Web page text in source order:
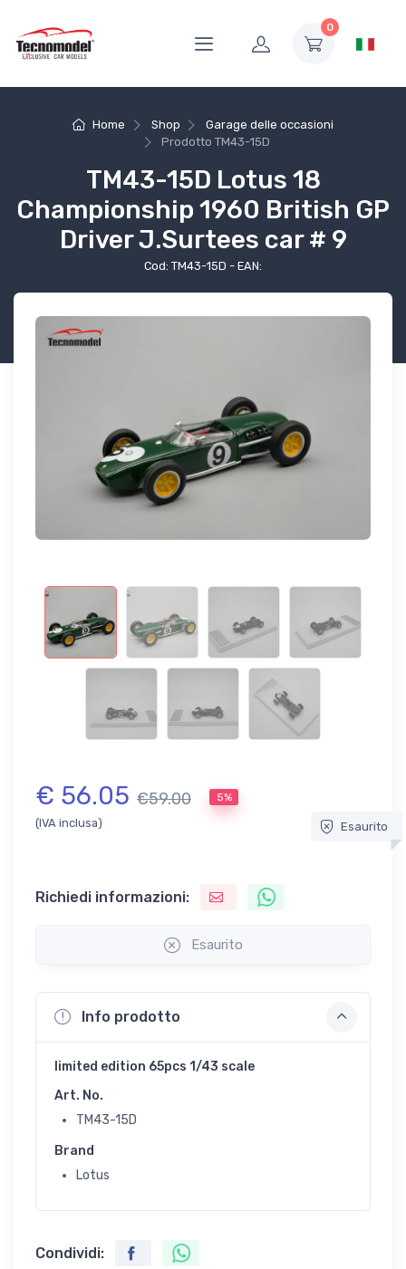
0
Home Shop
Garage delle occasioni
ProdottoTM43-15D
TM43-15D Lotus 18
Championship 1960 British GP
Driver J.Surtees car # 9
Cod: TM43-15D - EAN:
€ 56.05 €59.00 5%
(IVA inclusa) Esaurito
Richiedi informazioni:
Esaurito
Info prodotto
limited edition 65pcs 1/43 scale
Art. No.
TM43-15D
Brand
Lotus
Condividi: